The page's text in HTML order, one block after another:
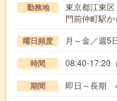
勤務地
東京都江東区
門前仲町駅
曜日頻度 月～金／週
時間 08:40-17:20
期間 即日～長期